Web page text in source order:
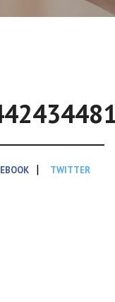
| TWITTER